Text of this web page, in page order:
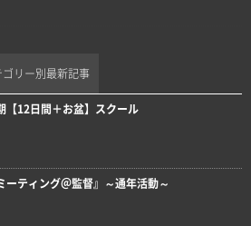
ゴリー別最新記事
【12日間＋お盆】スクール
ーティング＠監督』～通年活動～